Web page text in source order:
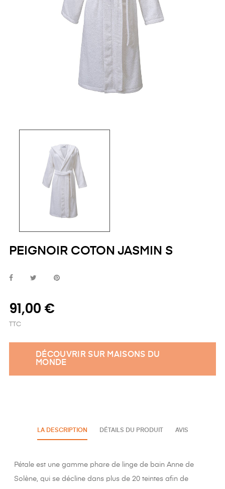
PEIGNOIR COTON JASMIN S
91,00 €
TTC
DÉCOUVRIR SUR MAISONS DU
MONDE
LA DESCRIPTION DÉTAILS DU PRODUIT AVIS
Pétale est une gamme phare de linge de bain Anne de
Solène, qui se décline dans plus de 20 teintes afin de